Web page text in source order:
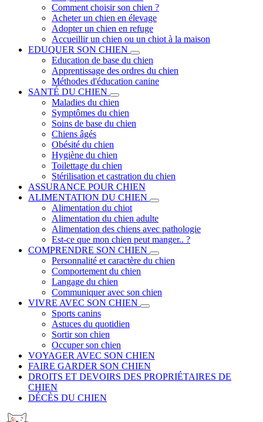
Comment choisir son chien ?
Acheter un chien en élevage
Adopter un chien en refuge
Accueillir un chien ou un chiot à la maison
EDUQUER SON CHIEN
Education de base du chien
Apprentissage des ordres du chien
Méthodes d'éducation canine
SANTÉ DU CHIEN
Maladies du chien
Symptômes du chien
Soins de base du chien
Chiens âgés
Obésité du chien
Hygiène du chien
Toilettage du chien
Stérilisation et castration du chien
ASSURANCE POUR CHIEN
ALIMENTATION DU CHIEN
Alimentation du chiot
Alimentation du chien adulte
Alimentation des chiens avec pathologie
Est-ce que mon chien peut manger.. ?
COMPRENDRE SON CHIEN
Personnalité et caractère du chien
Comportement du chien
Langage du chien
Communiquer avec son chien
VIVRE AVEC SON CHIEN
Sports canins
Astuces du quotidien
Sortir son chien
Occuper son chien
VOYAGER AVEC SON CHIEN
FAIRE GARDER SON CHIEN
DROITS ET DEVOIRS DES PROPRIÉTAIRES DE
CHIEN
DÉCÈS DU CHIEN